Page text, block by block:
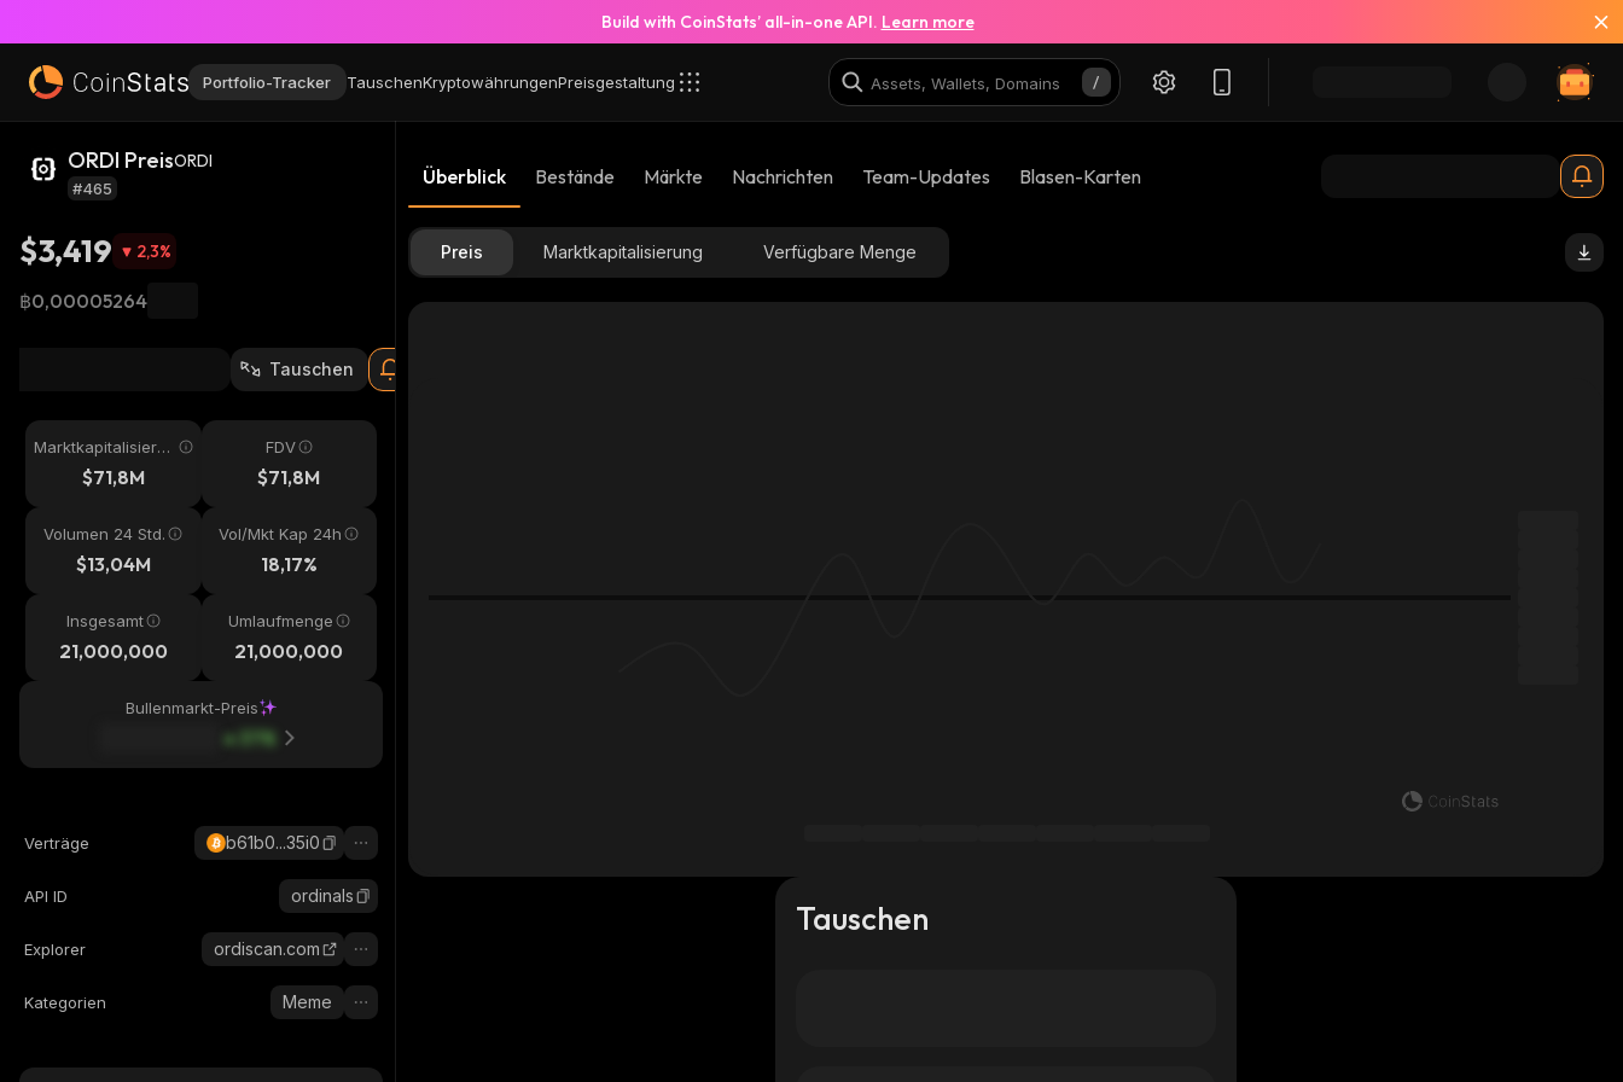
Build with CoinStats’ all-in-one API. Learn more
Portfolio-Tracker TauschenKryptowährungenPreisgestaltung
ORDI PreisORDI
#465
$3,419 2,3%
฿0,00005264
Tauschen
Marktkapitalisieru
$71,8M
FDV
$71,8M
Volumen 24 Std.
$13,04M
Vol/Mkt Kap 24h
18,17%
Insgesamt
21,000,000
Umlaufmenge
21,000,000
Bullenmarkt-Preis
37%
Verträge b61b0...35i0
API ID ordinals
Explorer ordiscan.com
Kategorien Meme
Überblick Bestände Märkte Nachrichten Team-Updates Blasen-Karten
Preis Marktkapitalisierung Verfügbare Menge
Tauschen